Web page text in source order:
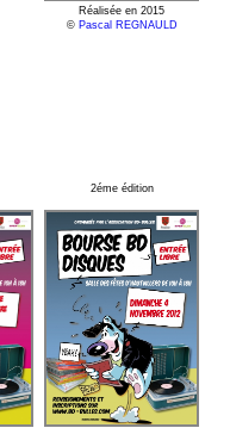
Réalisée en 2015
© Pascal REGNAULD
2éme édition